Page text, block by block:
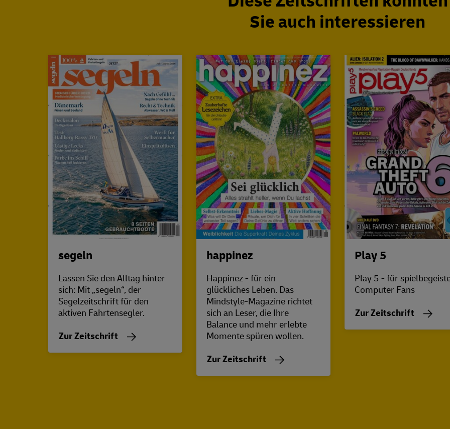
Sie auch interessieren
segeln
Lassen Sie den Alltag hinter
sich: Mit „segeln“, der
Segelzeitschrift für den
aktiven Fahrtensegler.
Zur Zeitschrift
happinez
Happinez - für ein
glückliches Leben. Das
Mindstyle-Magazine richtet
sich an Leser, die Ihre
Balance und mehr erlebte
Momente spüren wollen.
Zur Zeitschrift
Play 5
Play 5 - für
Computer Fans
Zur Zeitschrift